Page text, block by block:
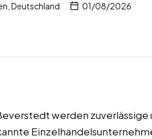
Deutschland 01/08/2026
werden zuverlässige